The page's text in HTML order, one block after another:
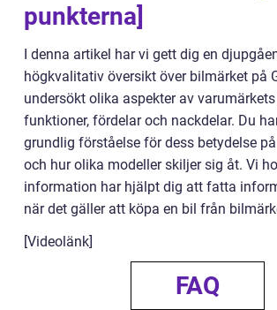
punkterna]
I denna artikel har vi gett dig en
högkvalitativ översikt över bilmärket på
undersökt olika aspekter av
funktioner, fördelar och nackdelar. Du
grundlig förståelse för dess betydelse
och hur olika modeller skiljer sig åt. Vi
information har hjälpt dig att fatta
när det gäller att köpa en bil från
[Videolänk]
FAQ